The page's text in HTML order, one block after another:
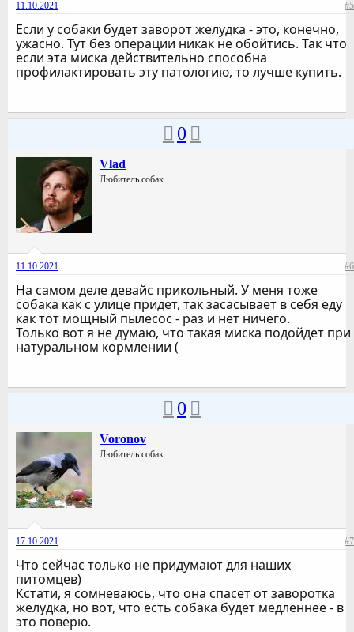
11.10.2021 #5
Если у собаки будет заворот желудка - это, конечно,
ужасно. Тут без операции никак не обойтись. Так что
если эта миска действительно способна
профилактировать эту патологию, то лучше купить.
0
Vlad
Любитель собак
11.10.2021 #6
На самом деле девайс прикольный. У меня тоже
собака как с улице придет, так засасывает в себя еду
как тот мощный пылесос - раз и нет ничего.
Только вот я не думаю, что такая миска подойдет при
натуральном кормлении (
0
Voronov
Любитель собак
17.10.2021 #7
Что сейчас только не придумают для наших
питомцев)
Кстати, я сомневаюсь, что она спасет от заворотка
желудка, но вот, что есть собака будет медленнее - в
это поверю.